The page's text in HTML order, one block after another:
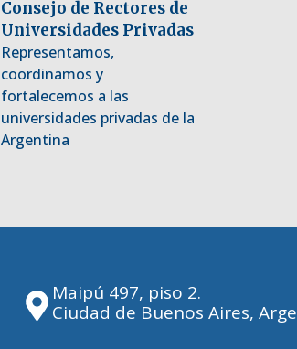
Consejo de Rectores de
Universidades Privadas
Representamos,
coordinamos y
fortalecemos a las
universidades privadas de la
Argentina
Maipú 497, piso 2.
Ciudad de Buenos Aires,